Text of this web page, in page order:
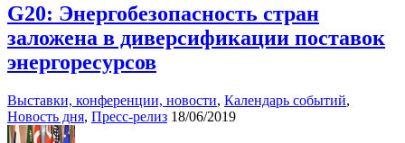
G20: Энергобезопасность стран
заложена в диверсификации поставок
энергоресурсов
Выставки, конференции, новости, Календарь событий,
Новость дня, Пресс-релиз 18/06/2019